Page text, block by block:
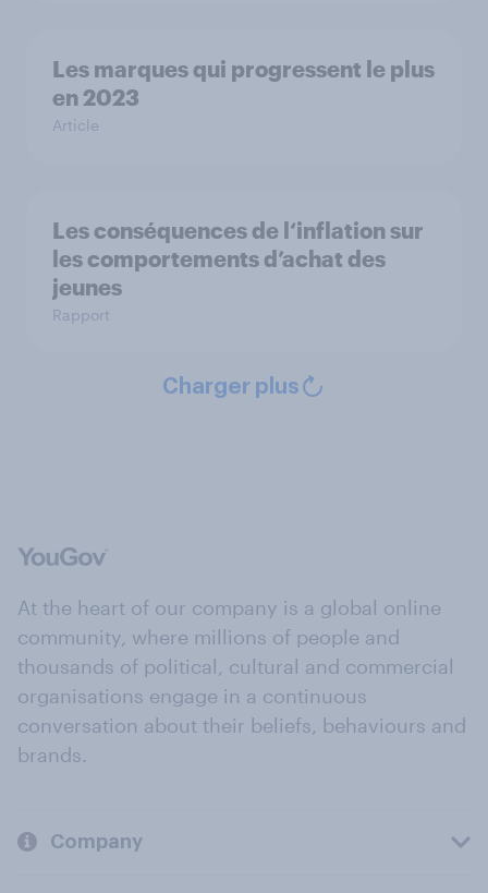
Les marques qui progressent le plus
en 2023
Article
Les conséquences de l‘inflation sur
les comportements d’achat des
jeunes
Rapport
Charger plus
At the heart of our company is a global online
community, where millions of people and
thousands of political, cultural and commercial
organisations engage in a continuous
conversation about their beliefs, behaviours and
brands.
Company